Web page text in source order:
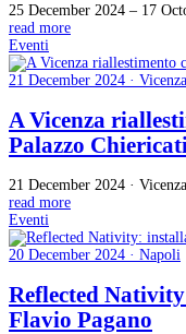
25 December 2024 – 17
read more
Eventi
21 December 2024 · Vicenza
A Vicenza
Palazzo Chiericati
21 December 2024 · Vicenza
read more
Eventi
20 December 2024 · Napoli
Reflected
Flavio Pagano